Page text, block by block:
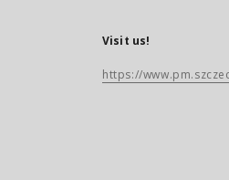
Visit us!
https://